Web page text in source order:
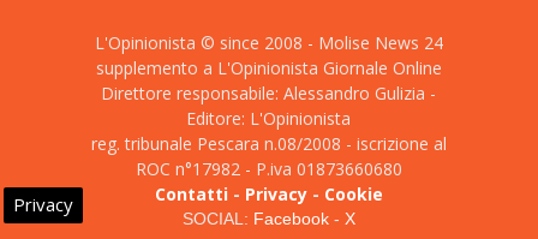
L'Opinionista © since 2008 - Molise News 24
supplemento a L'Opinionista Giornale Online
Direttore responsabile: Alessandro Gulizia -
Editore: L'Opinionista
reg. tribunale Pescara n.08/2008 - iscrizione al
ROC n°17982 - P.iva 01873660680
Contatti- Privacy- Cookie
SOCIAL: Facebook- X
Privacy